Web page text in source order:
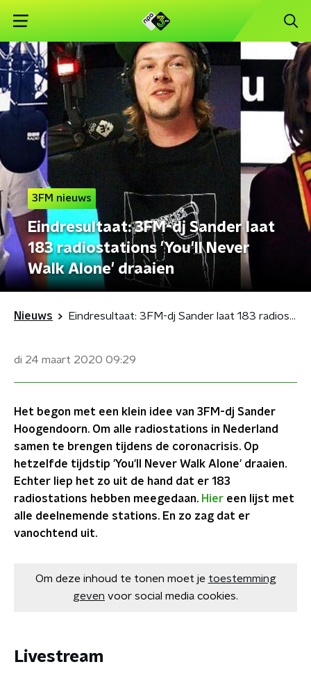
3FM nieuws
Eindresultaat: 3FM-dj Sander laat
183 radiostations 'You'll Never
Walk Alone' draaien
Nieuws Eindresultaat: 3FM-dj Sander laat 183 radiostations 'You'll Never Walk Alone' draaien
di 24 maart 2020 09:29
Het begon met een klein idee van 3FM-dj Sander
Hoogendoorn. Om alle radiostations in Nederland
samen te brengen tijdens de coronacrisis. Op
hetzelfde tijdstip 'You'll Never Walk Alone' draaien.
Echter liep het zo uit de hand dat er 183
radiostations hebben meegedaan. Hier een lijst met
alle deelnemende stations. En zo zag dat er
vanochtend uit.
Om deze inhoud te tonen moet je toestemming
geven voor social media cookies.
Livestream